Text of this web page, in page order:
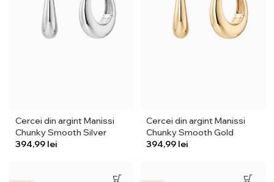
Cercei din argint Manissi
Chunky Smooth Silver
lei
Cercei din argint Manissi
Chunky Smooth Gold
lei